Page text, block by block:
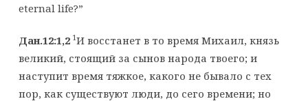
eternal life?”
Дан.12:1,21И восстанет в то время Михаил, князь
великий, стоящий за сынов народа твоего; и
наступит время тяжкое, какого не бывало с тех
пор, как существуют люди, до сего времени; но